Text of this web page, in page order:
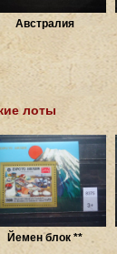
Австралия
лоты
Йемен блок **